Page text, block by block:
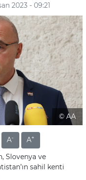
2023 - 09:21
© AA
A- A+
Slovenya ve
sahil kenti